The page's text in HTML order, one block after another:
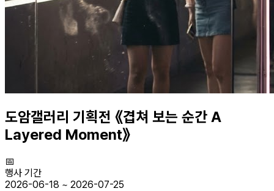
도암갤러리 기획전 《겹쳐 보는 순간 A
Layered Moment》
📅
행사 기간
2026-06-18 ~ 2026-07-25